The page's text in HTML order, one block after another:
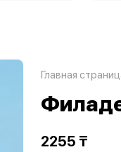
Главная
2255 ₸